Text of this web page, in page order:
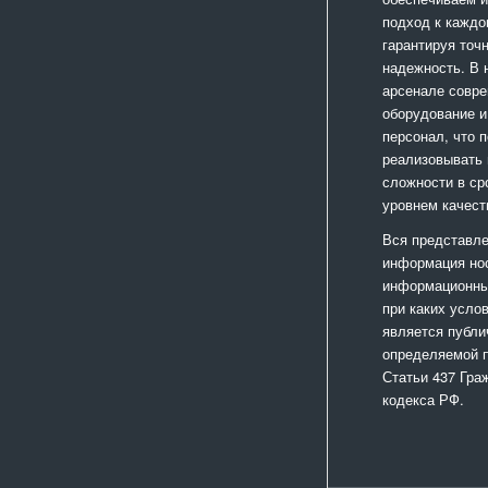
подход к
гарантируя
надежность. В
арсенале
оборудование
персонал, что
сложности в
уровнем
Вся
информация
при каких
является
определяемой
Статьи 437
кодекса РФ.